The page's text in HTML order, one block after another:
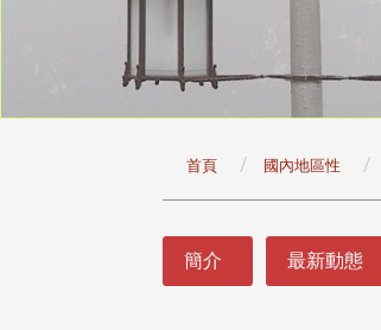
首頁 國內地區性
簡介 最新動態